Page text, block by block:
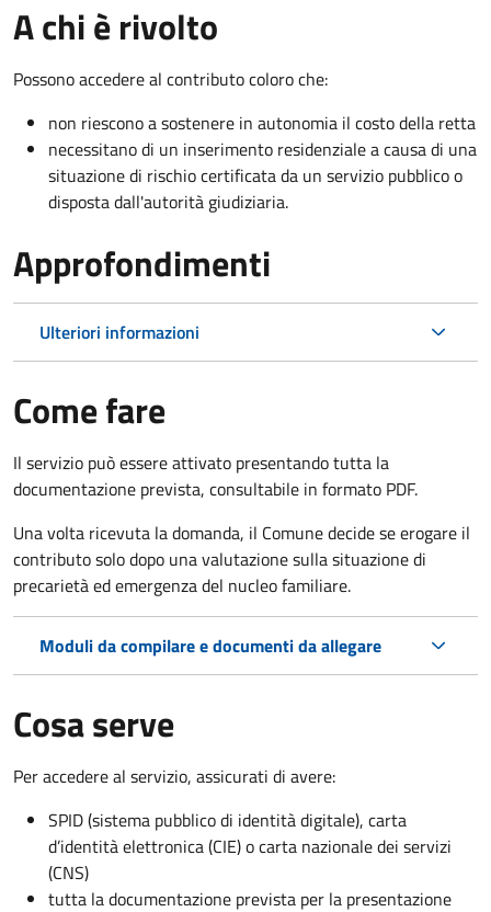
A chi è rivolto
Possono accedere al contributo coloro che:
non riescono a sostenere in autonomia il costo della retta
necessitano di un inserimento residenziale a causa di una
situazione di rischio certificata da un servizio pubblico o
disposta dall'autorità giudiziaria.
Approfondimenti
Ulteriori informazioni
Come fare
Il servizio può essere attivato presentando tutta la
documentazione prevista, consultabile in formato PDF.
Una volta ricevuta la domanda, il Comune decide se erogare il
contributo solo dopo una valutazione sulla situazione di
precarietà ed emergenza del nucleo familiare.
Moduli da compilare e documenti da allegare
Cosa serve
Per accedere al servizio, assicurati di avere:
SPID (sistema pubblico di identità digitale), carta
d’identità elettronica (CIE) o carta nazionale dei servizi
(CNS)
tutta la documentazione prevista per la presentazione